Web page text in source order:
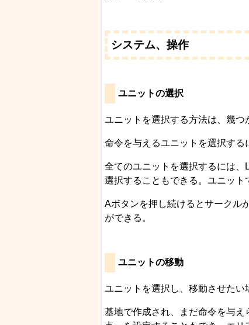
システム、操作
ユニットの選択
ユニットを選択する方法は、幾つ
命令を与えるユニットを選択する
全てのユニットを選択するには
選択することもできる。ユニット
Aボタンを押し続けるとサークル
ができる。
ユニットの移動
ユニットを選択し、移動させたい
基地で作成され、まだ命令を与